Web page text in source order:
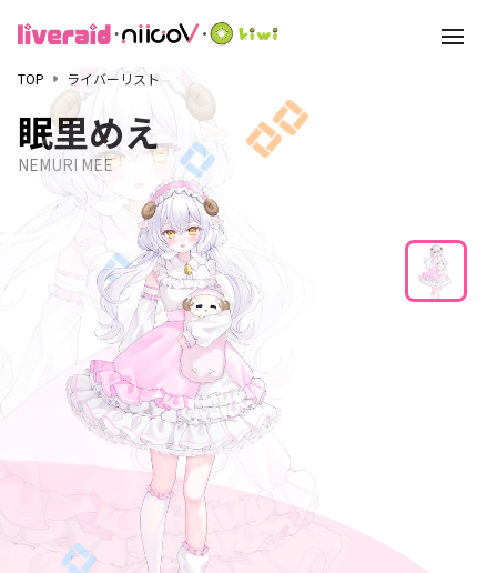
toggle
TOP ライバーリスト
眠里めえ
NEMURI MEE